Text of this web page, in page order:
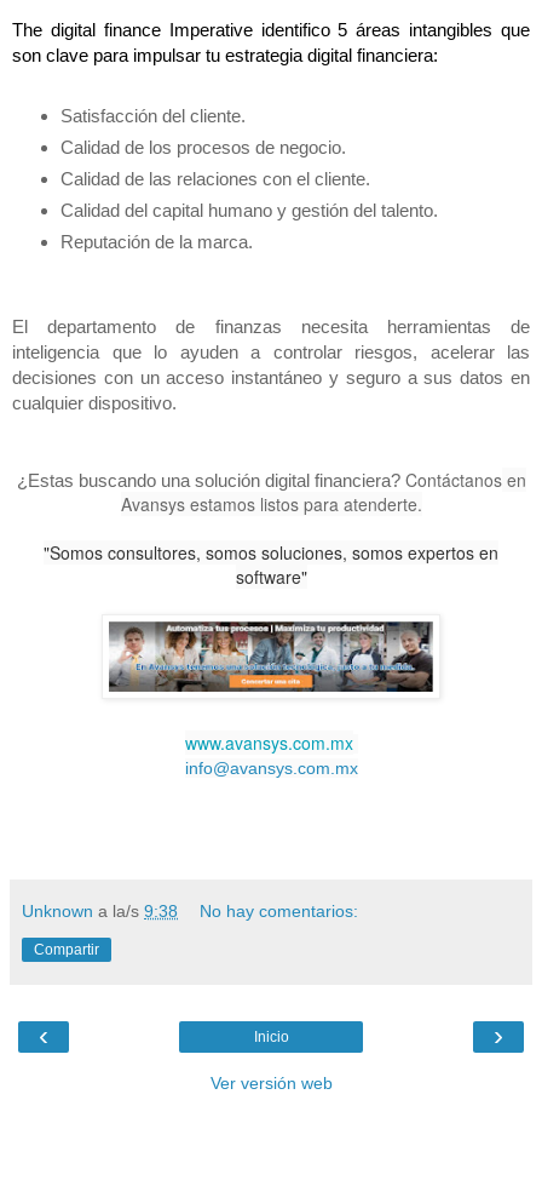
The digital finance Imperative identifico 5 áreas intangibles que
son clave para impulsar tu estrategia digital financiera:
Satisfacción del cliente.
Calidad de los procesos de negocio.
Calidad de las relaciones con el cliente.
Calidad del capital humano y gestión del talento.
Reputación de la marca.
El departamento de finanzas necesita herramientas de
inteligencia que lo ayuden a controlar riesgos, acelerar las
decisiones con un acceso instantáneo y seguro a sus datos en
cualquier dispositivo.
¿Estas buscando una solución digital financiera? Contáctanosen
Avansys estamos listos para atenderte.
"Somos consultores, somos soluciones, somos expertos en
software"
www.avansys.com.mx
info@avansys.com.mx
Unknown a la/s 9:38 No hay comentarios:
Compartir
‹ ›
Inicio
Ver versión web